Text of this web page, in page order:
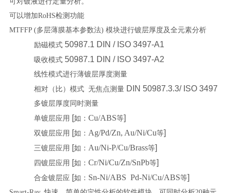
可以增加RoHS检测功能
MTFFP (多层薄膜基本参数法) 模块进行镀层厚度及全元素分析
励磁模式50987.1 DIN / ISO 3497-A1
吸收模式50987.1 DIN / ISO 3497-A2
线性模式进行薄镀层厚度测量
相对（比）模式无焦点测量DIN 50987.3.3/ ISO 3497
多镀层厚度同时测量
单镀层应用 [如： Cu/ABS等]
双镀层应用 [如： Ag/Pd/Zn, Au/Ni/Cu等]
三镀层应用 [如： Au/Ni-P/Cu/Brass等]
四镀层应用 [如： Cr/Ni/Cu/Zn/SnPb等]
合金镀层应 [如： Sn-Ni/ABS Pd-Ni/Cu/ABS等]